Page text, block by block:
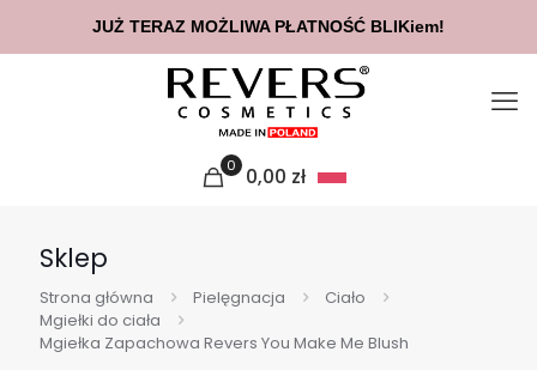
0 0,00 zł
Sklep
Strona główna Pielęgnacja
Ciało
Mgiełki do ciała
Mgiełka Zapachowa Revers You Make Me Blush
JUŻ TERAZ MOŻLIWA PŁATNOŚĆ BLIKiem!